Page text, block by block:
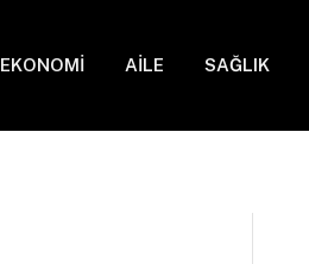
EKONOMİ AİLE SAĞLIK